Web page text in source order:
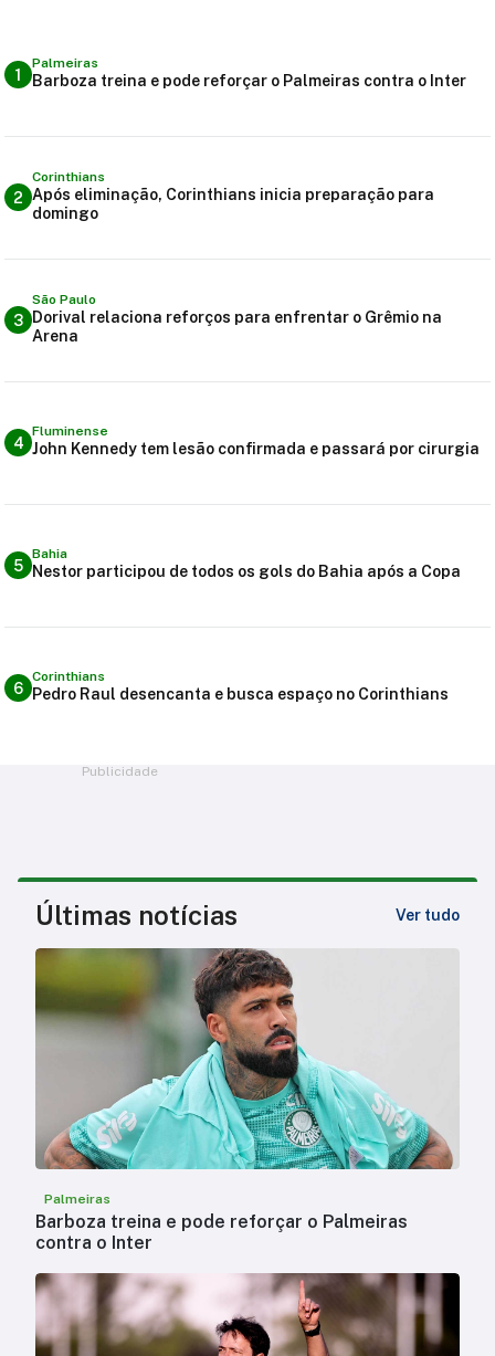
1
Palmeiras
Barboza treina e pode reforçar o Palmeiras contra o Inter
2
Corinthians
Após eliminação, Corinthians inicia preparação para
domingo
3
São Paulo
Dorival relaciona reforços para enfrentar o Grêmio na
Arena
4
Fluminense
John Kennedy tem lesão confirmada e passará por cirurgia
5
Bahia
Nestor participou de todos os gols do Bahia após a Copa
6
Corinthians
Pedro Raul desencanta e busca espaço no Corinthians
Publicidade
Últimas notícias Ver tudo
Palmeiras
Barboza treina e pode reforçar o Palmeiras
contra o Inter